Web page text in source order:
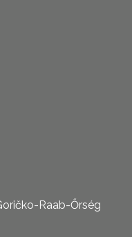
Raab-Őrség